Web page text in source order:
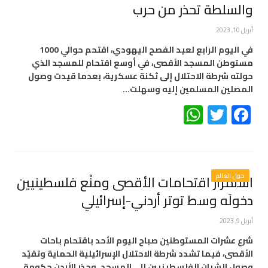
والسلطة تحذر من حرب
أبريل 10, 2023
في اليوم الرابع لعيد الفصح اليهودي، اقتحم حوالي 1000
مستوطن المسجد الأقصى، في أوسع اقتحام للمسجد الذي
حولته شرطة الاحتلال إلى ثكنة عسكرية، بعدما قيدت وصول
المصلين المسلمين إليه وسهلت…
Facebook
Twitter
حول العالم
استمرار اقتحامات الأقصى ومنْع فلسطينيين
دخولَه وسط توتر أردني-إسرائيلي
أبريل 9, 2023
شرع عشرات المستوطنين صباح اليوم الأحد باقتحام باحات
الأقصى، فيما تشدد شرطة الاحتلال الإسرائيلية الحماية وتقيّد